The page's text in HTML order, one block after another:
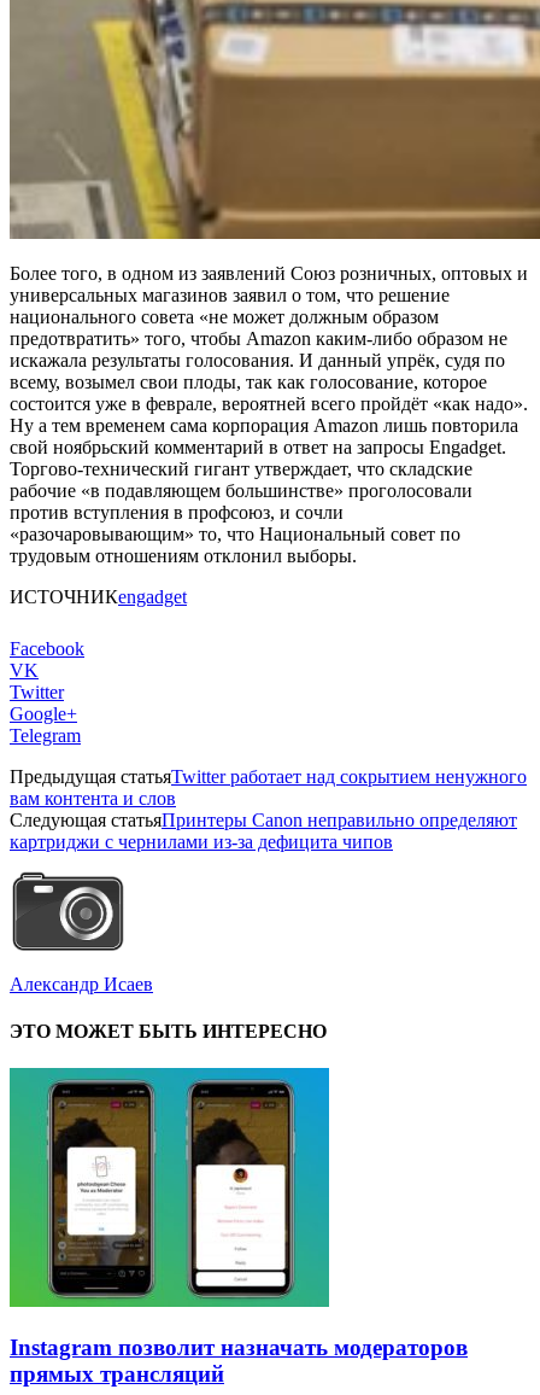
Более того, в одном из заявлений Союз розничных, оптовых и
универсальных магазинов заявил о том, что решение
национального совета «не может должным образом
предотвратить» того, чтобы Amazon каким-либо образом не
искажала результаты голосования. И данный упрёк, судя по
всему, возымел свои плоды, так как голосование, которое
состоится уже в феврале, вероятней всего пройдёт «как надо».
Ну а тем временем сама корпорация Amazon лишь повторила
свой ноябрьский комментарий в ответ на запросы Engadget.
Торгово-технический гигант утверждает, что складские
рабочие «в подавляющем большинстве» проголосовали
против вступления в профсоюз, и сочли
«разочаровывающим» то, что Национальный совет по
трудовым отношениям отклонил выборы.
ИСТОЧНИКengadget
Facebook
VK
Twitter
Google+
Telegram
Предыдущая статьяTwitter работает над сокрытием ненужного
вам контента и слов
Следующая статьяПринтеры Canon неправильно определяют
картриджи с чернилами из-за дефицита чипов
Александр Исаев
ЭТО МОЖЕТ БЫТЬ ИНТЕРЕСНО
Instagram позволит назначать модераторов
прямых трансляций